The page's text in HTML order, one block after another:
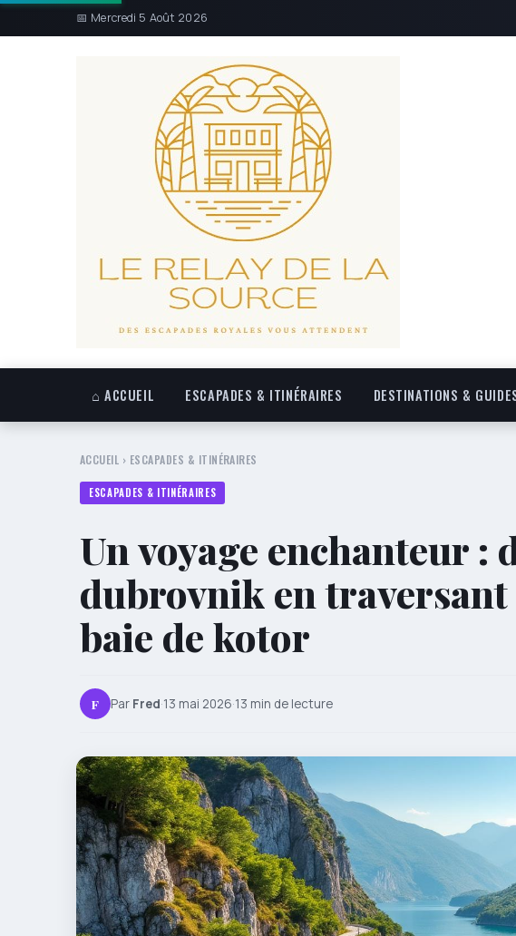
📅 Mercredi 5 Août 2026
⌂ ACCUEIL ESCAPADES & ITINÉRAIRES DESTINATIONS &
ACCUEIL › ESCAPADES & ITINÉRAIRES
ESCAPADES & ITINÉRAIRES
Un voyage enchanteur :
dubrovnik en
baie de kotor
F Par Fred·13 mai 2026·13 min de lecture